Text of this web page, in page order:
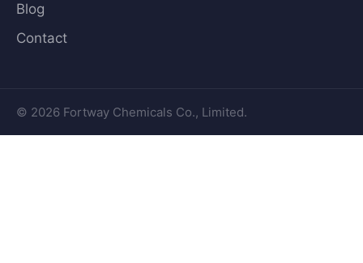
Blog
Contact
© 2026 Fortway Chemicals Co., Limited.